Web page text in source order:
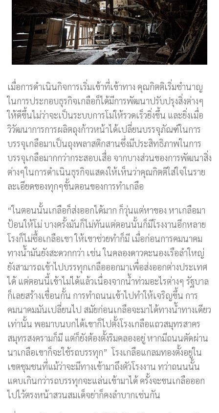
เมื่อการดำเนินกิจการเริ่มเข้าที่เข้าทาง คุณกิตติเริ่มชำนาญ
ในการประกอบธุรกิจเกลือก็ได้มีการพัฒนาปรับปรุงสิ่งต่างๆ
ให้ดีขึ้นไม่ว่าจะเป็นระบบการโม่ให้รวดเร็วยิ่งขึ้น และยิ่งเมื่อ
วิวัฒนาการการผลิตถุงก้าวหน้าได้เปลี่ยนบรรจุภัณฑ์ในการ
บรรจุเกลือมาเป็นถุงพลาสติกสานซึ่งมีประสิทธิภาพในการ
บรรจุเกลือมากกว่ากระสอบเสื่อ จากบางส่วนของการพัฒนาสิ่ง
ต่างๆในการดำเนินธุรกิจแสดงให้เห็นว่าคุณกิตติใส่ใจในราย
ละเอียดของทุกๆขั้นตอนของการทำเกลือ
“ในตอนนั้นเกลือก็ส่งออกได้มาก ก็วุ่นแต่หาของ หาเกลือมา
ป้อนให้โม่ บางครั้งมันก็ไม่ทันแต่ตอนนั้นก็มีโรงงานอีกหลาย
โรงก็ไม่ซื้อเกลือเขา ให้เขาช่วยทำก็มี เมื่อก่อนการคมนาคม
ทางน้ำมันยังสะดวกกว่า เช่น ในคลองดาวคะนองเรือลำใหญ่
ยังสามารถเข้าไปบรรทุกเกลือออกมาเพื่อส่งออกต่างประเทศ
ได้ แต่ตอนนี้เข้าไม่ได้แล้วเนื่องจากน้ำท่วมอะไรต่างๆ รัฐบาล
ก็เลยสร้างเขื่อนกั้น การทำถนนเข้าไปทำให้เจริญขึ้น การ
คมนาคมมันเปลี่ยนไป สมัยก่อนเกลือจะมาได้ทางน้ำทางเดียว
เท่านั้น พอมาบนบกได้เขาก็ไปตั้งโรงเกลือแถวสมุทรสาคร
สมุทรสงครามก็มี แต่ก็ยังต้องตั้งริมคลองอยู่ หากมีถนนตัดผ่าน
นาเกลือเขาก็จะใช้รถบรรทุก” โรงเกลือแกลมทองตั้งอยู่ใน
เขตชุมชนที่แม้ว่าจะมีทางเข้ามาถึงตัวโรงงาน ทว่าถนนนั้น
แคบเกินกว่ารถบรรทุกจะแล่นเข้ามาได้ ครั้งจะขนเกลือออก
ไปไว้ตรงหน้าสวนสมเด็จย่าก็คงลำบากเช่นกัน